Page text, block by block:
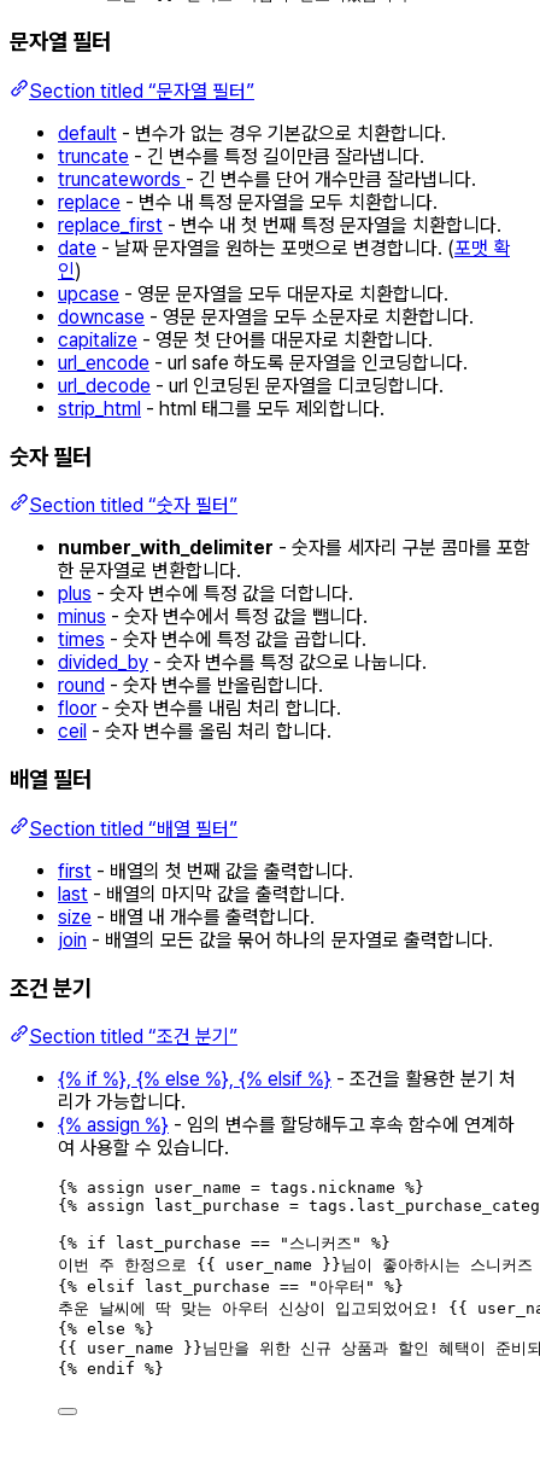
문자열 필터
Section titled “문자열 필터”
default - 변수가 없는 경우 기본값으로 치환합니다.
truncate - 긴 변수를 특정 길이만큼 잘라냅니다.
truncatewords - 긴 변수를 단어 개수만큼 잘라냅니다.
replace - 변수 내 특정 문자열을 모두 치환합니다.
replace_first - 변수 내 첫 번째 특정 문자열을 치환합니다.
date - 날짜 문자열을 원하는 포맷으로 변경합니다. (포맷 확
인)
upcase - 영문 문자열을 모두 대문자로 치환합니다.
downcase - 영문 문자열을 모두 소문자로 치환합니다.
capitalize - 영문 첫 단어를 대문자로 치환합니다.
url_encode - url safe 하도록 문자열을 인코딩합니다.
url_decode - url 인코딩된 문자열을 디코딩합니다.
strip_html - html 태그를 모두 제외합니다.
숫자 필터
Section titled “숫자 필터”
number_with_delimiter - 숫자를 세자리 구분 콤마를 포함
한 문자열로 변환합니다.
plus - 숫자 변수에 특정 값을 더합니다.
minus - 숫자 변수에서 특정 값을 뺍니다.
times - 숫자 변수에 특정 값을 곱합니다.
divided_by - 숫자 변수를 특정 값으로 나눕니다.
round - 숫자 변수를 반올림합니다.
floor - 숫자 변수를 내림 처리 합니다.
ceil - 숫자 변수를 올림 처리 합니다.
배열 필터
Section titled “배열 필터”
first - 배열의 첫 번째 값을 출력합니다.
last - 배열의 마지막 값을 출력합니다.
size - 배열 내 개수를 출력합니다.
join - 배열의 모든 값을 묶어 하나의 문자열로 출력합니다.
조건 분기
Section titled “조건 분기”
{% if %}, {% else %}, {% elsif %} - 조건을 활용한 분기 처
리가 가능합니다.
{% assign %} - 임의 변수를 할당해두고 후속 함수에 연계하
여 사용할 수 있습니다.
{ % assign user_name = tags . nickname %}
{ % assign last_purchase = tags .
{ % if last_purchase == " 스니커즈 " %}
이번
주 한정으로 {{ user_name }}님이 좋아하시는
스니커즈
{ % elsif last_purchase == " 아우터 " %}
추운
날씨에 딱 맞는 아우터 신상이 입고되었어요 ! {{
{ % else %}
{{
user_name }}님만을 위한 신규 상품과 할인 혜택이
준비
{ % endif %}